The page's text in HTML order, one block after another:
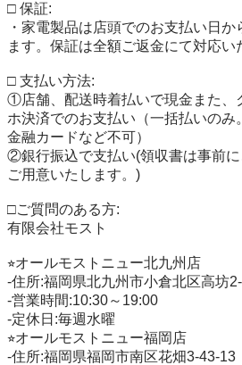
□ 保証:
・家電製品は店頭でのお支払い日
ます。保証は全額ご返金にて対応い
□ 支払い方法:
①店舗、配送時着払いで現金また、
ホ決済でのお支払い（一括払いのみ
金融カードなど不可）
②銀行振込で支払い(領収書は事前に
ご用意いたします。)
□ご質問のある方:
有限会社モスト
⭐︎オールモストニュー北九州店
-住所:福岡県北九州市小倉北区高坊
-営業時間:10:30～19:00
-定休日:毎週水曜
⭐︎オールモストニュー福岡店
-住所:福岡県福岡市南区花畑3-43-13